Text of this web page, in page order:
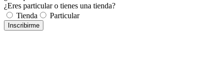
¿Eres particular o tienes una tienda?
Tienda
Particular
Inscribirme